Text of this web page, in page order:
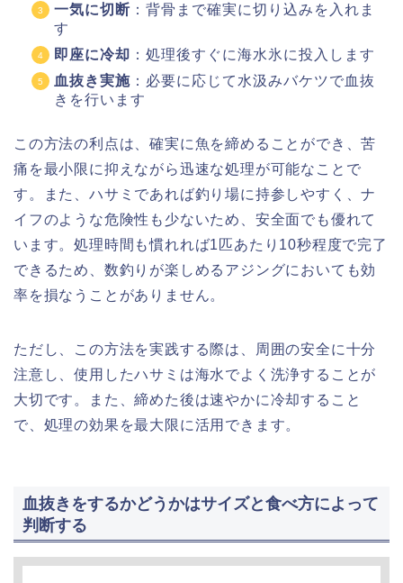
一気に切断 ：背骨まで確実に切り込みを入れま
す
即座に冷却 ：処理後すぐに海水氷に投入します
血抜き実施 ：必要に応じて水汲みバケツで血抜
きを行います
この方法の利点は、確実に魚を締めることができ、苦
痛を最小限に抑えながら迅速な処理が可能なことで
す。また、ハサミであれば釣り場に持参しやすく、ナ
イフのような危険性も少ないため、安全面でも優れて
います。処理時間も慣れれば1匹あたり10秒程度で完了
できるため、数釣りが楽しめるアジングにおいても効
率を損なうことがありません。
ただし、この方法を実践する際は、周囲の安全に十分
注意し、使用したハサミは海水でよく洗浄することが
大切です。また、締めた後は速やかに冷却すること
で、処理の効果を最大限に活用できます。
血抜きをするかどうかはサイズと食べ方によって
判断する